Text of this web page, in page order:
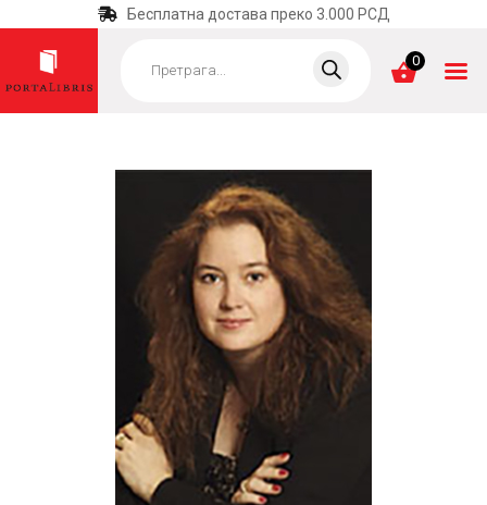
Бесплатна достава преко 3.000 РСД
search 0
КАТЕГОРИЈЕ
НАЈПРОДАВАНИЈЕ
НОВЕ КЊИГЕ
ОТРГНУТО ОД
ЗАБОРАВА
АУТОРИ
АКТУЕЛНОСТИ
ЦЕНОВНИК